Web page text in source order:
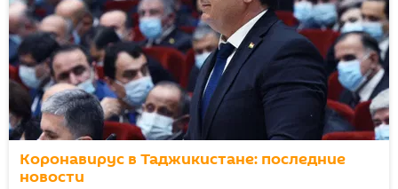
Коронавирус в Таджикистане: последние
новости